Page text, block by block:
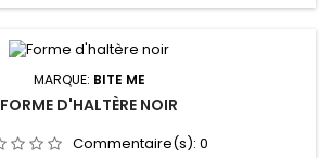
MARQUE: BITE ME
FORME D'HALTÈRE NOIR
Commentaire(s): 0